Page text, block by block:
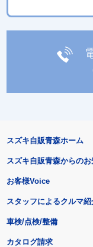
スズキ自販青森ホーム
スズキ自販青森からの
お客様Voice
スタッフによるクルマ紹
車検/点検/整備
カタログ請求